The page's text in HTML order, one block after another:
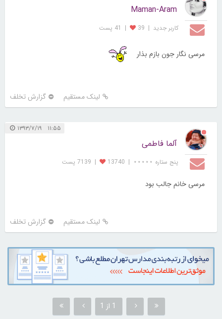
Maman-Aram
کاربر جديد |
39
| 41 پست
مرسی نگار جون بازم بذار
لینک مستقیم گزارش تخلف
۱۱:۵۵ ۱۳۹۳/۷/۱۹
آلما فاطمی
پنج ستاره ⋆⋆⋆⋆⋆ |
13740
| 7139 پست
مرسی خانم جالب بود
لینک مستقیم گزارش تخلف
1 از 1